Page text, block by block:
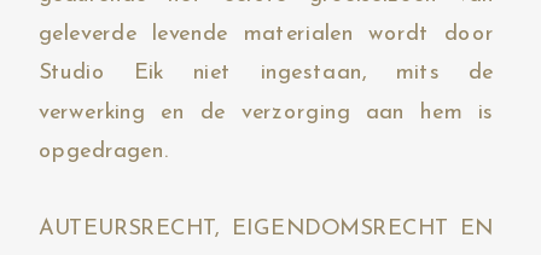
geleverde levende materialen wordt door
Studio Eik niet ingestaan, mits de
verwerking en de verzorging aan hem is
opgedragen.
AUTEURSRECHT, EIGENDOMSRECHT EN